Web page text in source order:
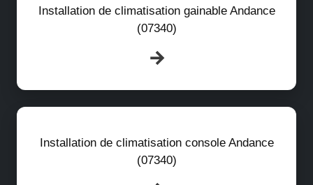
Installation de climatisation gainable Andance
(07340)
Installation de climatisation console Andance
(07340)